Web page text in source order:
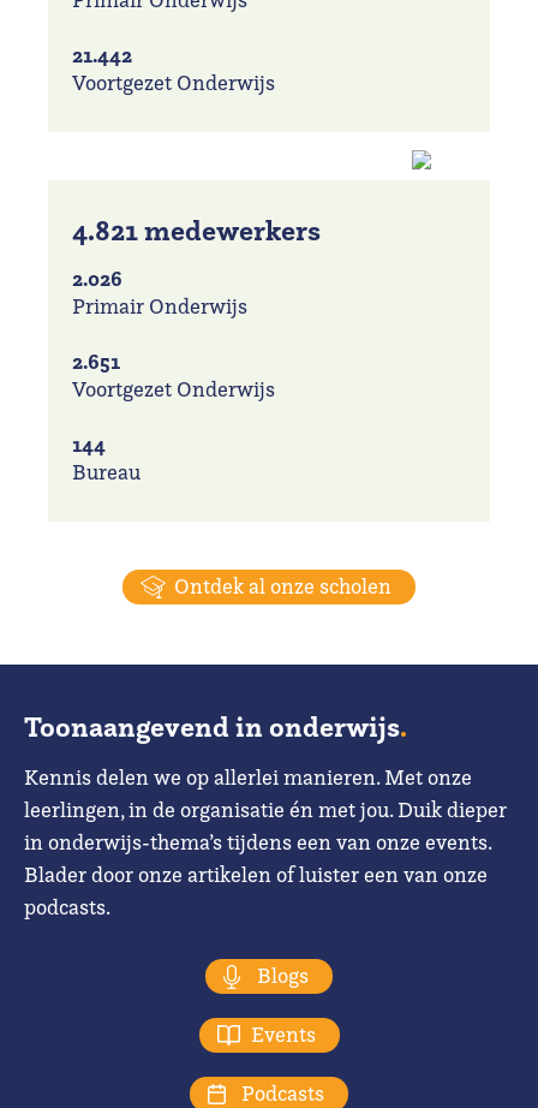
21.442
Voortgezet Onderwijs
4.821 medewerkers
2.026
Primair Onderwijs
2.651
Voortgezet Onderwijs
144
Bureau
Ontdek al onze scholen
Toonaangevend in onderwijs.
Kennis delen we op allerlei manieren. Met onze
leerlingen, in de organisatie én met jou. Duik dieper
in onderwijs-thema’s tijdens een van onze events.
Blader door onze artikelen of luister een van onze
podcasts.
Blogs
Events
Podcasts